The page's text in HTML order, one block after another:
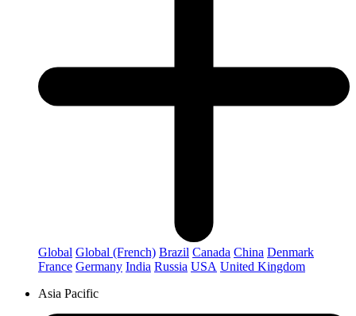
Global Global (French) Brazil Canada China Denmark
France Germany India Russia USA United Kingdom
Asia Pacific